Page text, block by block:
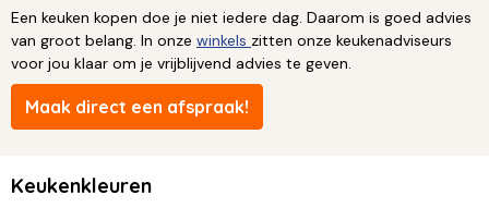
Een keuken kopen doe je niet iedere dag. Daarom is goed advies
van groot belang. In onze winkels zitten onze keukenadviseurs
voor jou klaar om je vrijblijvend advies te geven.
Maak direct een afspraak!
Keukenkleuren